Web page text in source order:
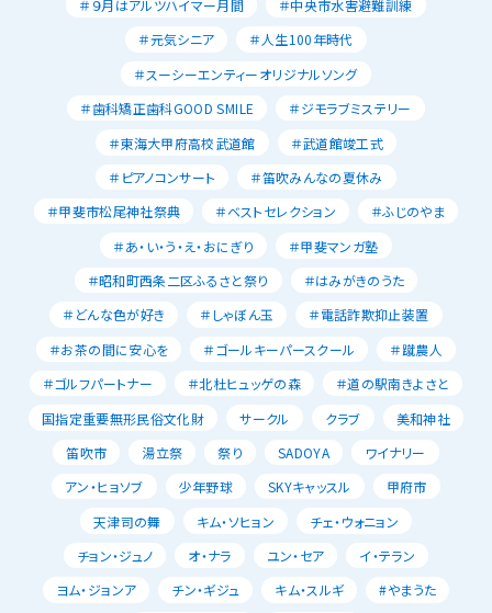
＃９月はアルツハイマー月間
＃中央市水害避難訓練
＃元気シニア
＃人生100年時代
＃スーシーエンティーオリジナルソング
＃歯科矯正歯科GOOD SMILE
＃ジモラブミステリー
＃東海大甲府高校武道館
＃武道館竣工式
＃ピアノコンサート
＃笛吹みんなの夏休み
＃甲斐市松尾神社祭典
＃ベストセレクション
＃ふじのやま
＃あ・い・う・え・おにぎり
＃甲斐マンガ塾
＃昭和町西条二区ふるさと祭り
＃はみがきのうた
＃どんな色が好き
＃しゃぼん玉
＃電話詐欺抑止装置
＃お茶の間に安心を
＃ゴールキーパースクール
＃蹴農人
＃ゴルフパートナー
＃北杜ヒュッゲの森
＃道の駅南きよさと
国指定重要無形民俗文化財
サークル クラブ
美和神社
笛吹市
湯立祭 祭り SADOYA
ワイナリー
アン・ヒョソブ
少年野球 SKYキャッスル
甲府市
天津司の舞
キム・ソヒョン
チェ・ウォニョン
チョン・ジュノ
オ・ナラ ユン・セア
イ・テラン
ヨム・ジョンア
チン・ギジュ キム・スルギ
#やまうた